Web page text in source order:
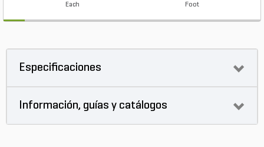
Each Foot
Especificaciones
Información, guías y catálogos